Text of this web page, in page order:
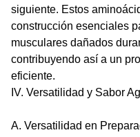
siguiente. Estos
construcción esenciales
musculares dañados
contribuyendo así a un
eficiente.
IV. Versatilidad y Sabor
A. Versatilidad en